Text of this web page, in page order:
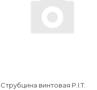
Струбцина винтовая P.I.T.